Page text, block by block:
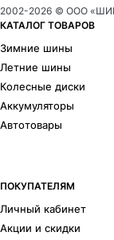
2002-2026 © ООО
КАТАЛОГ ТОВАРОВ
Зимние шины
Летние шины
Колесные диски
Аккумуляторы
Автотовары
ПОКУПАТЕЛЯМ
Личный кабинет
Акции и скидки